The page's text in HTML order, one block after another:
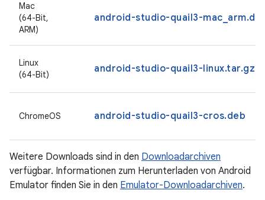
Mac
(64-Bit,
ARM)
android-studio-quail3-
Linux
(64-Bit)
android-studio-quail3-linux.tar.gz
ChromeOS android-studio-quail3-cros.deb
Weitere Downloads sind in den Downloadarchiven
verfügbar. Informationen zum Herunterladen von Android
Emulator finden Sie in den Emulator-Downloadarchiven.